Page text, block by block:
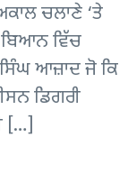
ਚਲਾਣੇ ‘ਤੇ
ਬਿਆਨ ਵਿੱਚ
ਆਜ਼ਾਦ ਜੋ ਕਿ
ਡਿਗਰੀ
[…]